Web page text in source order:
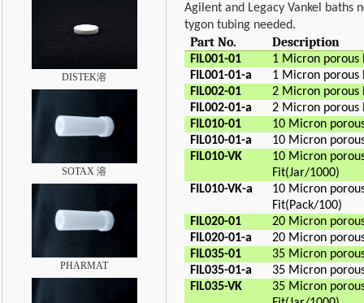
DISTEK溶
SOTAX 溶
PHARMAT
Agilent and Legacy Vankel
tygon tubing needed.
Part No. Description
FIL001-01
1 Micron porous
FIL001-01-a
1 Micron porous
FIL002-01
2 Micron porous
FIL002-01-a
2 Micron porous
FIL010-01
10 Micron
FIL010-01-a
10 Micron
FIL010-VK
10 Micron
Fit(Jar/1000)
FIL010-VK-a
10 Micron
Fit(Pack/100)
FIL020-01
20 Micron
FIL020-01-a
20 Micron
FIL035-01
35 Micron
FIL035-01-a
35 Micron
FIL035-VK
35 Micron